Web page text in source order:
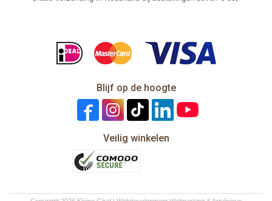
Blijf op de hoogte
Veilig winkelen